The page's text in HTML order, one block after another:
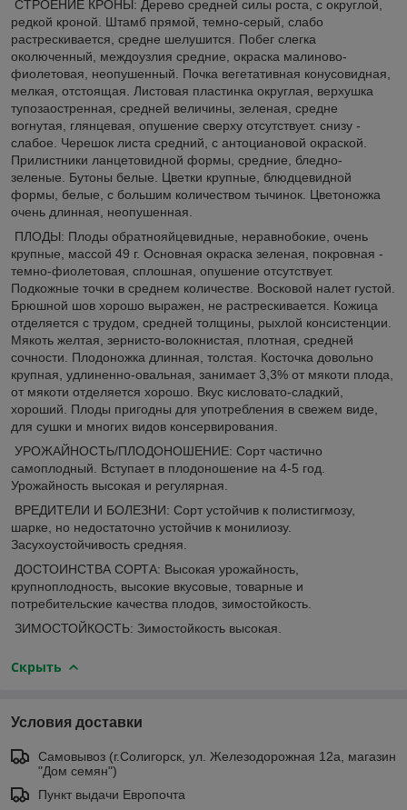
СТРОЕНИЕ КРОНЫ: Дерево средней силы роста, с округлой,
редкой кроной. Штамб прямой, темно-серый, слабо
растрескивается, средне шелушится. Побег слегка
околюченный, междоузлия средние, окраска малиново-
фиолетовая, неопушенный. Почка вегетативная конусовидная,
мелкая, отстоящая. Листовая пластинка округлая, верхушка
тупозаостренная, средней величины, зеленая, средне
вогнутая, глянцевая, опушение сверху отсутствует. снизу -
слабое. Черешок листа средний, с антоциановой окраской.
Прилистники ланцетовидной формы, средние, бледно-
зеленые. Бутоны белые. Цветки крупные, блюдцевидной
формы, белые, с большим количеством тычинок. Цветоножка
очень длинная, неопушенная.
ПЛОДЫ: Плоды обратнояйцевидные, неравнобокие, очень
крупные, массой 49 г. Основная окраска зеленая, покровная -
темно-фиолетовая, сплошная, опушение отсутствует.
Подкожные точки в среднем количестве. Восковой налет густой.
Брюшной шов хорошо выражен, не растрескивается. Кожица
отделяется с трудом, средней толщины, рыхлой консистенции.
Мякоть желтая, зернисто-волокнистая, плотная, средней
сочности. Плодоножка длинная, толстая. Косточка довольно
крупная, удлиненно-овальная, занимает 3,3% от мякоти плода,
от мякоти отделяется хорошо. Вкус кисловато-сладкий,
хороший. Плоды пригодны для употребления в свежем виде,
для сушки и многих видов консервирования.
УРОЖАЙНОСТЬ/ПЛОДОНОШЕНИЕ: Сорт частично
самоплодный. Вступает в плодоношение на 4-5 год.
Урожайность высокая и регулярная.
ВРЕДИТЕЛИ И БОЛЕЗНИ: Сорт устойчив к полистигмозу,
шарке, но недостаточно устойчив к монилиозу.
Засухоустойчивость средняя.
ДОСТОИНСТВА СОРТА: Высокая урожайность,
крупноплодность, высокие вкусовые, товарные и
потребительские качества плодов, зимостойкость.
ЗИМОСТОЙКОСТЬ: Зимостойкость высокая.
Скрыть
Условия доставки
Самовывоз (г.Солигорск, ул. Железодорожная 12а, магазин
"Дом семян")
Пункт выдачи Европочта